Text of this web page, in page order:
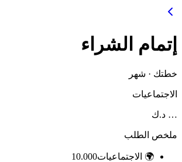
إتمام الشراء
خطتك · شهر
الاجتماعيات
… د.ك
ملخص الطلب
🌍 الاجتماعيات10.000